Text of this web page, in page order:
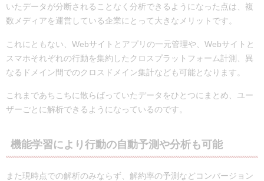
いたデータが分断されることなく分析できるようになった点は、複
数メディアを運営している企業にとって大きなメリットです。
これにともない、Webサイトとアプリの一元管理や、Webサイトと
スマホそれぞれの行動を集約したクロスプラットフォーム計測、異
なるドメイン間でのクロスドメイン集計なども可能となります。
これまであちこちに散らばっていたデータをひとつにまとめ、ユー
ザーごとに解析できるようになっているのです。
機能学習により行動の自動予測や分析も可能
また現時点での解析のみならず、解約率の予測などコンバージョン